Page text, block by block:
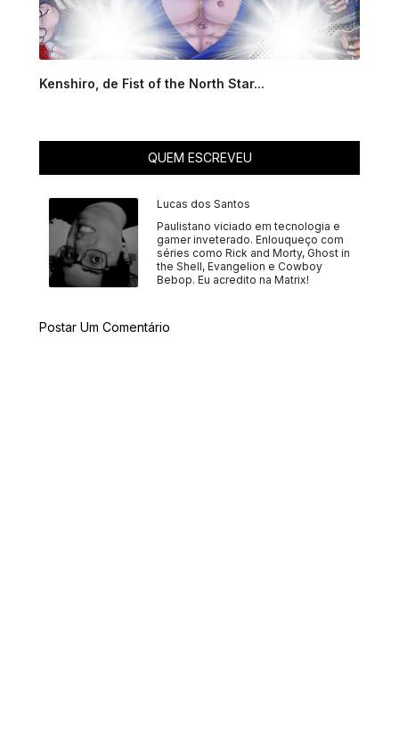
Kenshiro, de Fist of the North Star...
QUEM ESCREVEU
Lucas dos Santos
Paulistano viciado em tecnologia e
gamer inveterado. Enlouqueço com
séries como Rick and Morty, Ghost in
the Shell, Evangelion e Cowboy
Bebop. Eu acredito na Matrix!
Postar Um Comentário